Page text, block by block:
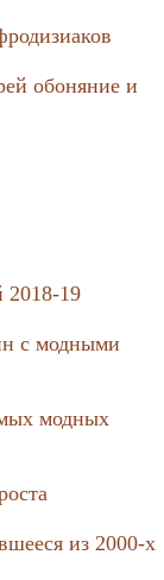
обоняние и
2018-19
с модными
модных
из 2000-х